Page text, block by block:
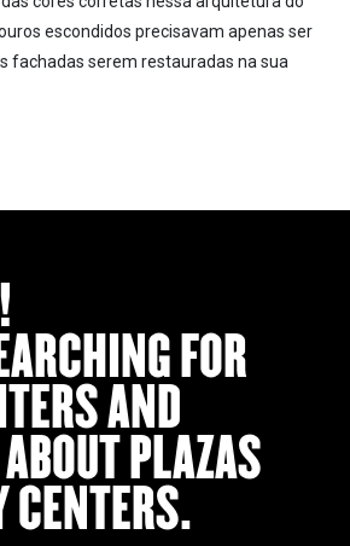
escondidos precisavam apenas ser
fachadas serem restauradas na sua
FOR
AND
PLAZAS